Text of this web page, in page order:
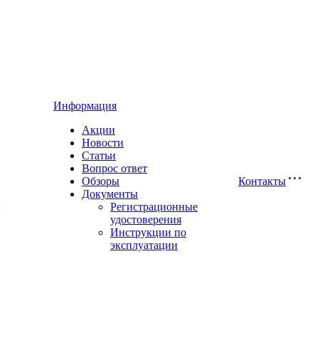
Информация
Акции
Новости
Статьи
Вопрос ответ
Обзоры
Документы
Регистрационные
удостоверения
Инструкции по
эксплуатации
Контакты